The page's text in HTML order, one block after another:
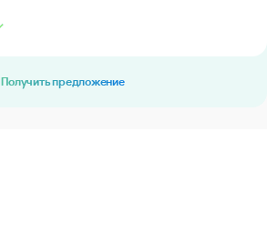
Получить предложение